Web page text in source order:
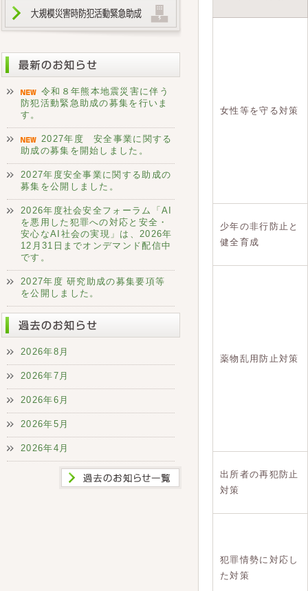
女性等を守る対策
少年の非行防止と
健全育成
薬物乱用防止対策
出所者の再犯防止
対策
犯罪情勢に対応し
た対策
令和８年熊本地震災害に伴う
防犯活動緊急助成の募集を行いま
す。
2027年度 安全事業に関する
助成の募集を開始しました。
2027年度安全事業に関する助成の
募集を公開しました。
2026年度社会安全フォーラム「AI
を悪用した犯罪への対応と安全・
安心なAI社会の実現」は、2026年
12月31日までオンデマンド配信中
です。
2027年度 研究助成の募集要項等
を公開しました。
2026年8月
2026年7月
2026年6月
2026年5月
2026年4月